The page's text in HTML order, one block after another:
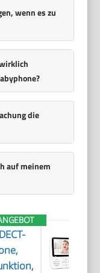
wenn es zu
die
auf meinem